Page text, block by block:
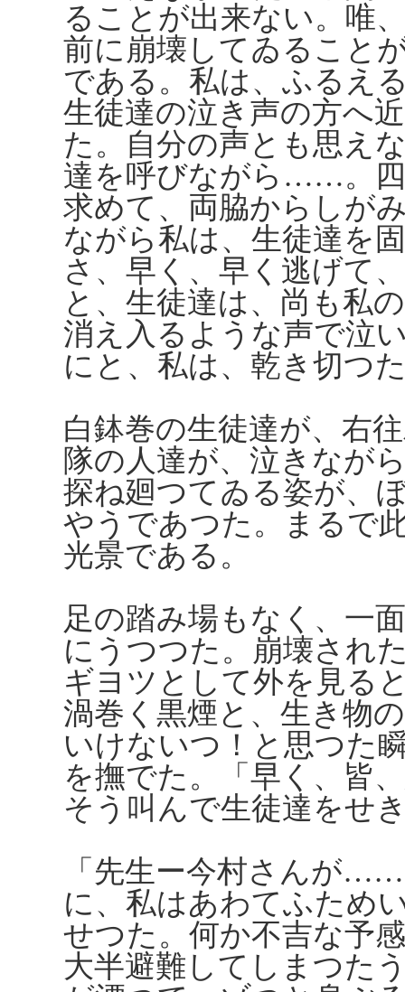
ることが出来ない。唯
前に崩壊してゐること
である。私は、ふるえ
生徒達の泣き声の方へ
た。自分の声とも思え
達を呼びながら……。四
求めて、両脇からしが
ながら私は、生徒達を
さ、早く、早く逃げて
と、生徒達は、尚も私
消え入るような声で泣
にと、私は、乾き切つ
白鉢巻の生徒達が、右
隊の人達が、泣きなが
探ね廻つてゐる姿が、
やうであつた。まるで
光景である。
足の踏み場もなく、一
にうつつた。崩壊され
ギヨツとして外を見る
渦巻く黒煙と、生き物
いけないつ！と思つた
を撫でた。「早く、皆
そう叫んで生徒達をせ
「先生ー今村さんが
に、私はあわてふため
せつた。何か不吉な予
大半避難してしまつた